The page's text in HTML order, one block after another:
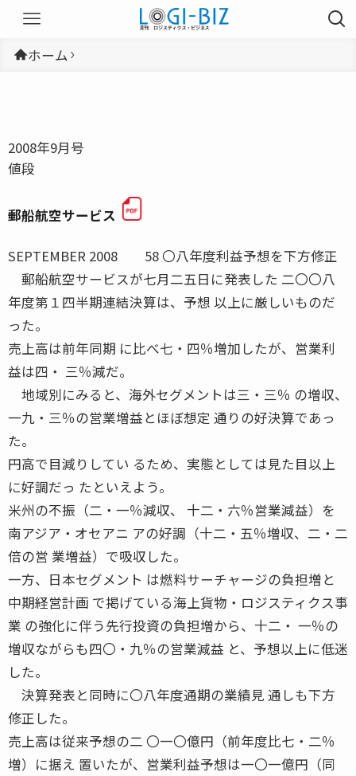
ホーム
2008年9月号
値段
郵船航空サービス
SEPTEMBER 2008 58 〇八年度利益予想を下方修正
郵船航空サービスが七月二五日に発表した 二〇〇八
年度第１四半期連結決算は、予想 以上に厳しいものだ
った。
売上高は前年同期 に比べ七・四％増加したが、営業利
益は四・ 三％減だ。
地域別にみると、海外セグメントは三・三％ の増収、
一九・三％の営業増益とほぼ想定 通りの好決算であっ
た。
円高で目減りしてい るため、実態としては見た目以上
に好調だっ たといえよう。
米州の不振（二・一％減収、 十二・六％営業減益）を
南アジア・オセアニ アの好調（十二・五％増収、二・二
倍の営 業増益）で吸収した。
一方、日本セグメント は燃料サーチャージの負担増と
中期経営計画 で掲げている海上貨物・ロジスティクス事
業 の強化に伴う先行投資の負担増から、十二・ 一％の
増収ながらも四〇・九％の営業減益 と、予想以上に低迷
した。
決算発表と同時に〇八年度通期の業績見 通しも下方
修正した。
売上高は従来予想の二 〇一〇億円（前年度比七・二％
増）に据え 置いたが、営業利益予想は一〇一億円（同